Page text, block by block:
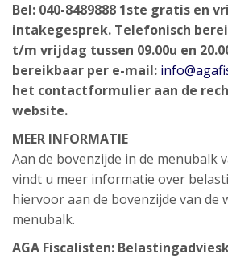
Bel: 040-8489888 1ste gratis en
intakegesprek. Telefonisch
t/m vrijdag tussen 09.00u en
bereikbaar per e-mail:
het contactformulier aan de
website.
MEER INFORMATIE
Aan de bovenzijde in de menubalk
vindt u meer informatie over
hiervoor aan de bovenzijde van de
menubalk.
AGA Fiscalisten: